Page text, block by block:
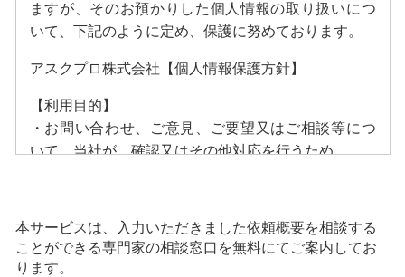
ますが、そのお預かりした個人情報の取り扱いにつ
いて、下記のように定め、保護に努めております。
アスクプロ株式会社【個人情報保護方針】
【利用目的】
・お問い合わせ、ご意見、ご要望又はご相談等につ
いて、当社が、確認又はその他対応を行うため
応を行うため
・当社及び当社提携事業者が提供する商品やサービ
スのご案内及びご提供のため
本サービスは、入力いただきました依頼概要を相談する
ことができる専門家の相談窓口を無料にてご案内してお
ります。